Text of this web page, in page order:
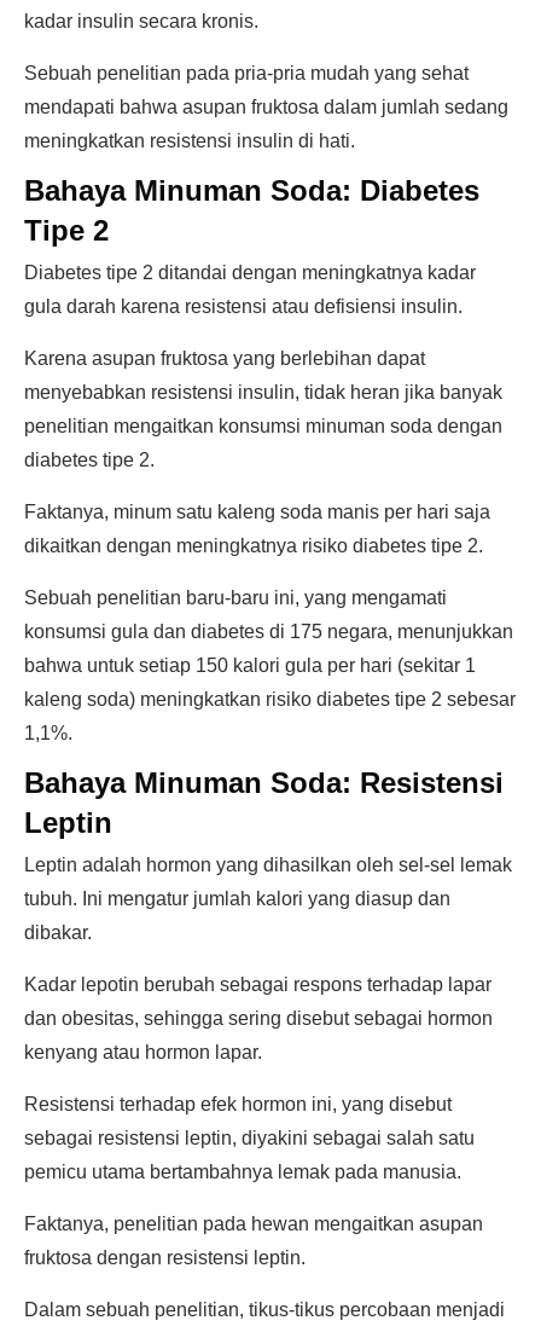
kadar insulin secara kronis.
Sebuah penelitian pada pria-pria mudah yang sehat
mendapati bahwa asupan fruktosa dalam jumlah sedang
meningkatkan resistensi insulin di hati.
Bahaya Minuman Soda: Diabetes
Tipe 2
Diabetes tipe 2 ditandai dengan meningkatnya kadar
gula darah karena resistensi atau defisiensi insulin.
Karena asupan fruktosa yang berlebihan dapat
menyebabkan resistensi insulin, tidak heran jika banyak
penelitian mengaitkan konsumsi minuman soda dengan
diabetes tipe 2.
Faktanya, minum satu kaleng soda manis per hari saja
dikaitkan dengan meningkatnya risiko diabetes tipe 2.
Sebuah penelitian baru-baru ini, yang mengamati
konsumsi gula dan diabetes di 175 negara, menunjukkan
bahwa untuk setiap 150 kalori gula per hari (sekitar 1
kaleng soda) meningkatkan risiko diabetes tipe 2 sebesar
1,1%.
Bahaya Minuman Soda: Resistensi
Leptin
Leptin adalah hormon yang dihasilkan oleh sel-sel lemak
tubuh. Ini mengatur jumlah kalori yang diasup dan
dibakar.
Kadar lepotin berubah sebagai respons terhadap lapar
dan obesitas, sehingga sering disebut sebagai hormon
kenyang atau hormon lapar.
Resistensi terhadap efek hormon ini, yang disebut
sebagai resistensi leptin, diyakini sebagai salah satu
pemicu utama bertambahnya lemak pada manusia.
Faktanya, penelitian pada hewan mengaitkan asupan
fruktosa dengan resistensi leptin.
Dalam sebuah penelitian, tikus-tikus percobaan menjadi